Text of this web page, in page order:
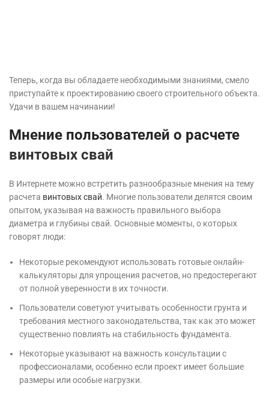
Теперь, когда вы обладаете необходимыми знаниями, смело
приступайте к проектированию своего строительного объекта.
Удачи в вашем начинании!
Мнение пользователей о расчете
винтовых свай
В Интернете можно встретить разнообразные мнения на тему
расчета винтовых свай. Многие пользователи делятся своим
опытом, указывая на важность правильного выбора
диаметра и глубины свай. Основные моменты, о которых
говорят люди:
Некоторые рекомендуют использовать готовые онлайн-
калькуляторы для упрощения расчетов, но предостерегают
от полной уверенности в их точности.
Пользователи советуют учитывать особенности грунта и
требования местного законодательства, так как это может
существенно повлиять на стабильность фундамента.
Некоторые указывают на важность консультации с
профессионалами, особенно если проект имеет большие
размеры или особые нагрузки.